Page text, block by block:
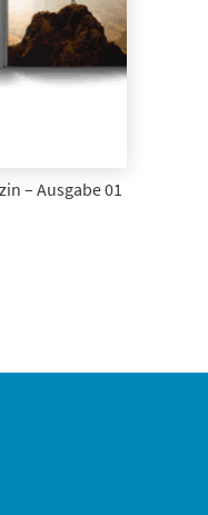
– Ausgabe 01